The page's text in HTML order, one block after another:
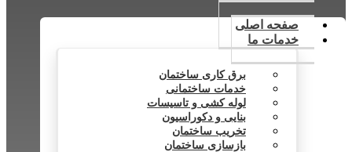
صفحه اصلی
خدمات ما
برق کاری ساختمان
خدمات ساختمانی
لوله کشی و تاسیسات
بنایی و دکوراسیون
تخریب ساختمان
بازسازی ساختمان